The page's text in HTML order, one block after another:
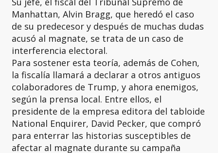
Manhattan, Alvin Bragg, que heredó el caso
de su predecesor y después de muchas dudas
acusó al magnate, se trata de un caso de
interferencia electoral.
Para sostener esta teoría, además de Cohen,
la fiscalía llamará a declarar a otros antiguos
colaboradores de Trump, y ahora enemigos,
según la prensa local. Entre ellos, el
presidente de la empresa editora del tabloide
National Enquirer, David Pecker, que compró
para enterrar las historias susceptibles de
afectar al magnate durante su campaña